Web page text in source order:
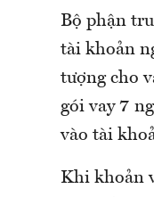
Bộ phận
tài khoản
tượng cho
gói vay 7
vào tài
Khi khoản